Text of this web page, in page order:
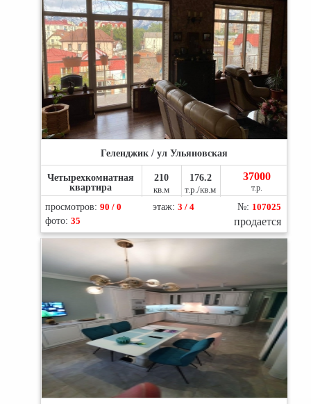
Геленджик / ул Ульяновская
Четырехкомнатная
квартира
210
кв.м
176.2
т.р./кв.м
37000
т.р.
просмотров:90 / 0 этаж:3 / 4 №: 107025
фото:35 продается